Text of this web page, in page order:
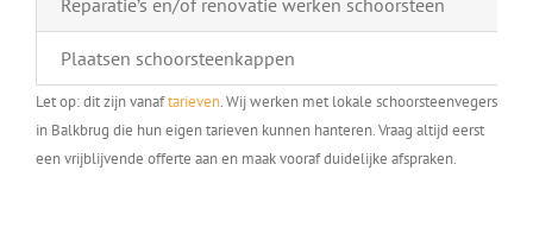
Plaatsen schoorsteenkappen
Let op: dit zijn vanaftarieven. Wij werken met lokale schoorsteenvegers
in Balkbrug die hun eigen tarieven kunnen hanteren. Vraag altijd eerst
een vrijblijvende offerte aan en maak vooraf duidelijke afspraken.